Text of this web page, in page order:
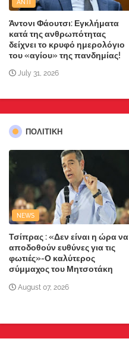
ANTI
Άντονι Φάουτσι: Εγκλήματα
κατά της ανθρωπότητας
δείχνει το κρυφό ημερολόγιο
του «αγίου» της πανδημίας!
July 31, 2026
ΠΟΛΙΤΙΚΗ
NEWS
Τσίπρας : «Δεν είναι η ώρα να
αποδοθούν ευθύνες για τις
φωτιές»-Ο καλύτερος
σύμμαχος του Μητσοτάκη
August 07, 2026